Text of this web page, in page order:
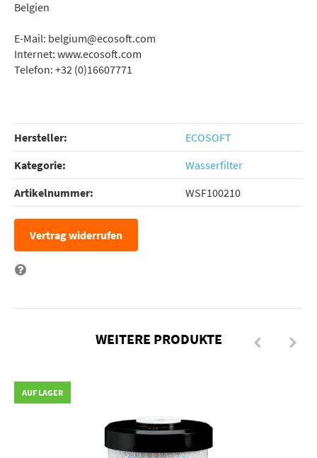
Belgien
E-Mail: belgium@ecosoft.com
Internet: www.ecosoft.com
Telefon: +32 (0)16607771
Hersteller:
ECOSOFT
Kategorie:
Wasserfilter
Artikelnummer:
WSF100210
Vertrag widerrufen
WEITERE PRODUKTE
AUF LAGER